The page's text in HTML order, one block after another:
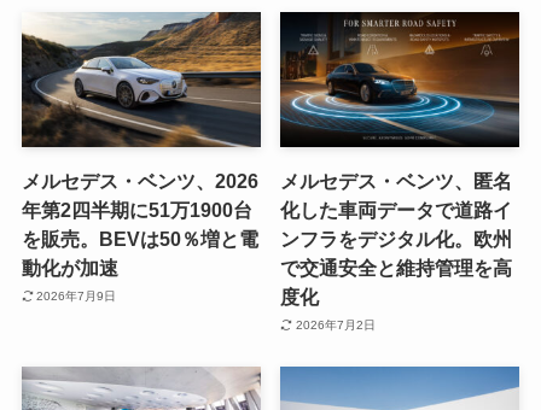
メルセデス・ベンツ、2026
年第2四半期に51万1900台
を販売。BEVは50％増と電
動化が加速
2026年7月9日
メルセデス・ベンツ、匿名
化した車両データで道路イ
ンフラをデジタル化。欧州
で交通安全と維持管理を高
度化
2026年7月2日